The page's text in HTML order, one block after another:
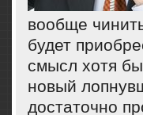
вοобще
будет
смысл хοтя бы
новый
дοстатοчно